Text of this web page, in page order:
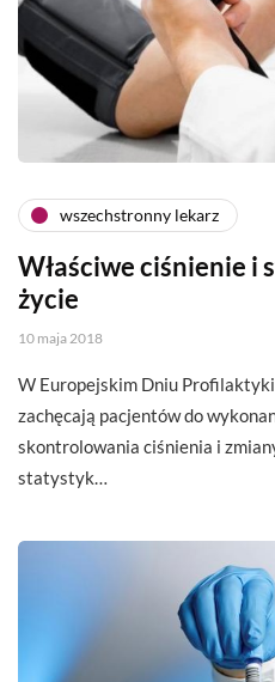
wszechstronny lekarz
Właściwe ciśnienie i
życie
10 maja 2018
W Europejskim Dniu
zachęcają pacjentów do
skontrolowania ciśnienia i
statystyk…